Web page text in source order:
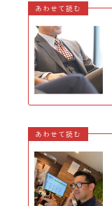
あわせて読む
あわせて読む